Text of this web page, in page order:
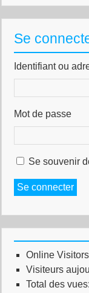
Se
Identifiant ou
Mot de passe
Se souvenir
Se connecter
Online
Visiteurs
Total des vues: